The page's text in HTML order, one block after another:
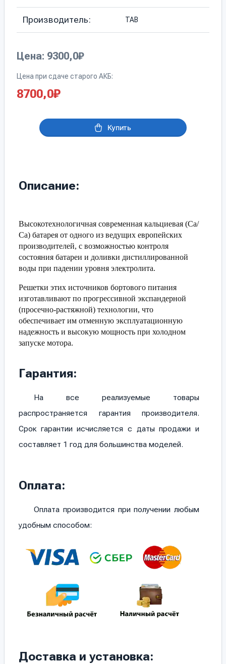
Производитель: TAB
Цена: 9300,0₽
Цена при сдаче старого АКБ:
8700,0₽
Купить
Описание:
Высокотехнологичная современная кальциевая (Са/
Са) батарея от одного из ведущих европейских
производителей, с возможностью контроля
состояния батареи и доливки дистиллированной
воды при падении уровня электролита.
Решетки этих источников бортового питания
изготавливают по прогрессивной экспандерной
(просечно-растяжной) технологии, что
обеспечивает им отменную эксплуатационную
надежность и высокую мощность при холодном
запуске мотора.
Гарантия:
На все реализуемые товары
распространяется гарантия производителя.
Срок гарантии исчисляется с даты продажи и
составляет 1 год для большинства моделей.
Оплата:
Оплата производится при получении любым
удобным способом:
Доставка и установка: